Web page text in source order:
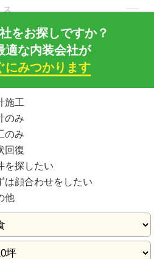
ドットコム
ノウハウ
装デザイン・設計
方はこちら
に上昇させるために必
態などでデザインコンペを行いたいと考
しょうか。しかしデザインコンペは、店
手間のかかる作業ですので、事前の準備
そうすることでデザイナーは100%の力
もスムーズにプロジェクトを進行するこ
ザインコンペではどのような準備をし
をお探しですか？
適な内装会社が
にみつかります
施工
のみ
のみ
回復
を探したい
は顔合わせをしたい
他